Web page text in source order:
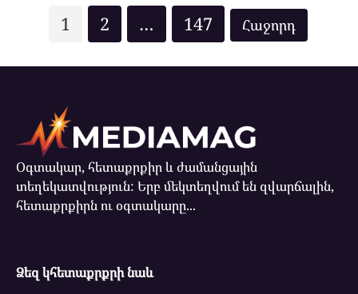
pagination
1 2 … 147
Օգտակար, հետաքրքիր և ժամանցային
տեղեկատվություն: Երբ մեկտեղվում են զվարճալին,
հետաքրքիրն ու օգտակարը...
Ձեզ կհետաքրքրի նաև